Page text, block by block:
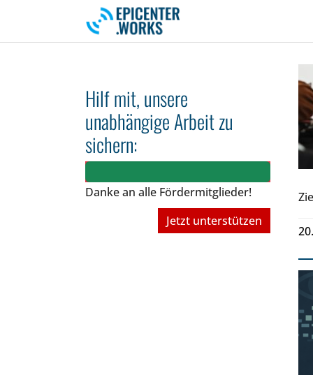
Skip to main navigation
Skip to main content
Skip to page footer
Hilf mit, unsere
unabhängige Arbeit zu
sichern:
Danke an alle Fördermitglieder!
Jetzt unterstützen